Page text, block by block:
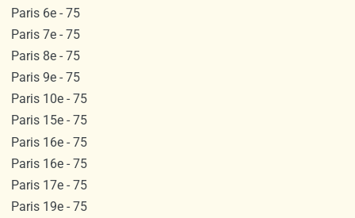
Paris 6e - 75
Paris 7e - 75
Paris 8e - 75
Paris 9e - 75
Paris 10e - 75
Paris 15e - 75
Paris 16e - 75
Paris 16e - 75
Paris 17e - 75
Paris 19e - 75